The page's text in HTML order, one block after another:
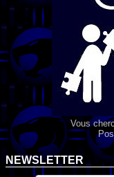
Vous
NEWSLETTER